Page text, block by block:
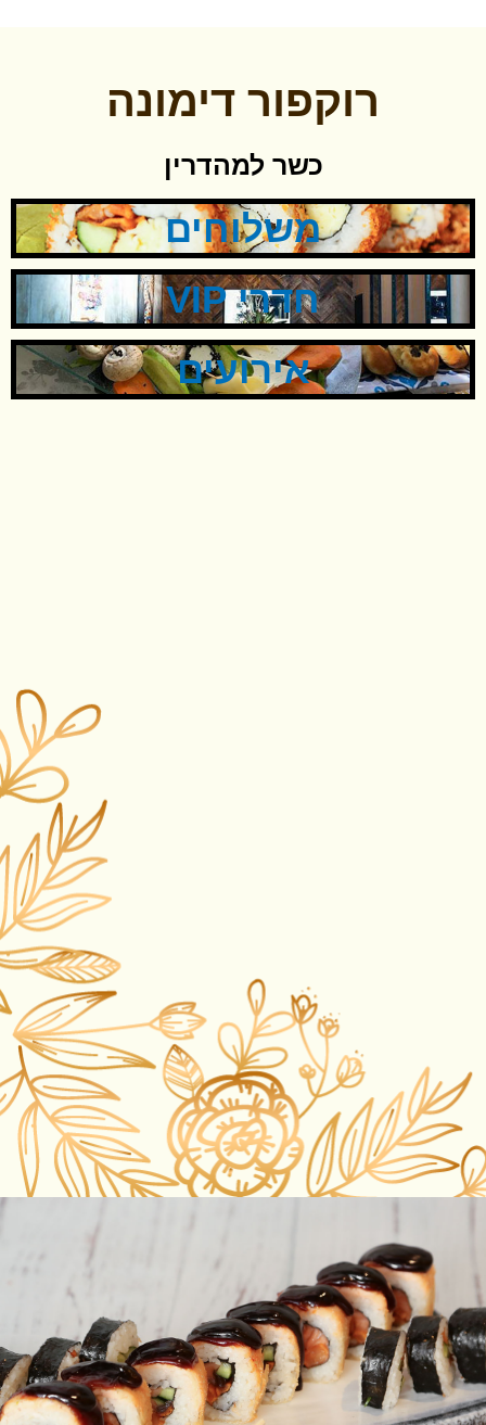
רוקפור דימונה
כשר למהדרין
משלוחים
חדרי VIP
אירועים